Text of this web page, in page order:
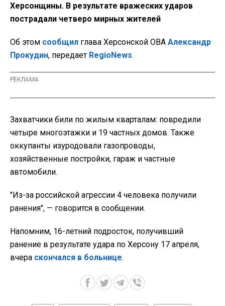
Херсонщины. В результате вражеских ударов
пострадали четверо мирных жителей
Об этом сообщил глава Херсонской ОВА Александр
Прокудин, передает RegioNews.
Захватчики били по жилым кварталам: повредили
четыре многоэтажки и 19 частных домов. Также
оккупанты изуродовали газопроводы,
хозяйственные постройки, гараж и частные
автомобили.
"Из-за российской агрессии 4 человека получили
ранения", — говорится в сообщении.
Напомним, 16-летний подросток, получивший
ранение в результате удара по Херсону 17 апреля,
вчера скончался в больнице.